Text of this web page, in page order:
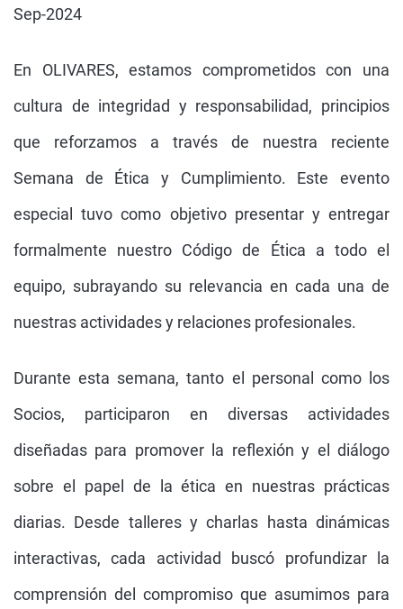
Sep-2024
En OLIVARES, estamos comprometidos con una
cultura de integridad y responsabilidad, principios
que reforzamos a través de nuestra reciente
Semana de Ética y Cumplimiento. Este evento
especial tuvo como objetivo presentar y entregar
formalmente nuestro Código de Ética a todo el
equipo, subrayando su relevancia en cada una de
nuestras actividades y relaciones profesionales.
Durante esta semana, tanto el personal como los
Socios, participaron en diversas actividades
diseñadas para promover la reflexión y el diálogo
sobre el papel de la ética en nuestras prácticas
diarias. Desde talleres y charlas hasta dinámicas
interactivas, cada actividad buscó profundizar la
comprensión del compromiso que asumimos para